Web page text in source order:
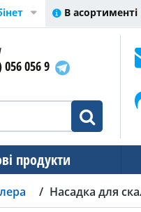
В асортименті
ТАК
056 056 9
продукти
Насадка для